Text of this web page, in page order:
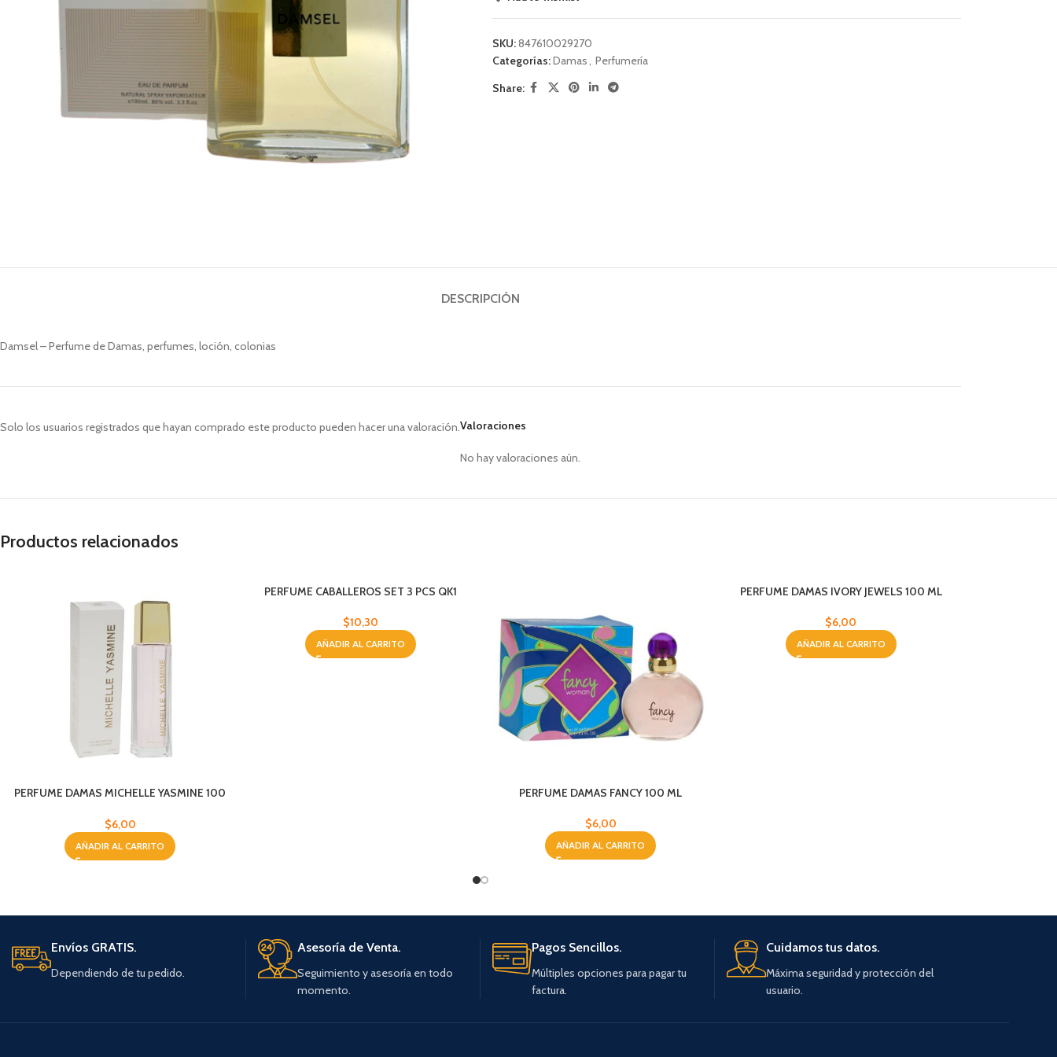
SKU:847610029270
Categorías:Damas, Perfumería
Share:
DESCRIPCIÓN
Damsel – Perfume de Damas, perfumes, loción, colonias
Valoraciones
No hay valoraciones aún.
Solo los usuarios registrados que hayan comprado este producto pueden hacer una valoración.
Productos relacionados
PERFUME DAMAS MICHELLE YASMINE 100
$6,00
AÑADIR AL CARRITO
PERFUME CABALLEROS SET 3 PCS QK1
$10,30
AÑADIR AL CARRITO
PERFUME DAMAS FANCY 100 ML
$6,00
AÑADIR AL CARRITO
PERFUME DAMAS IVORY JEWELS 100 ML
$6,00
AÑADIR AL CARRITO
Envíos GRATIS.
Dependiendo de tu pedido.
Asesoría de Venta.
Seguimiento y asesoría en todo
momento.
Pagos Sencillos.
Múltiples opciones para pagar tu
factura.
Cuidamos tus datos.
Máxima seguridad y protección del
usuario.